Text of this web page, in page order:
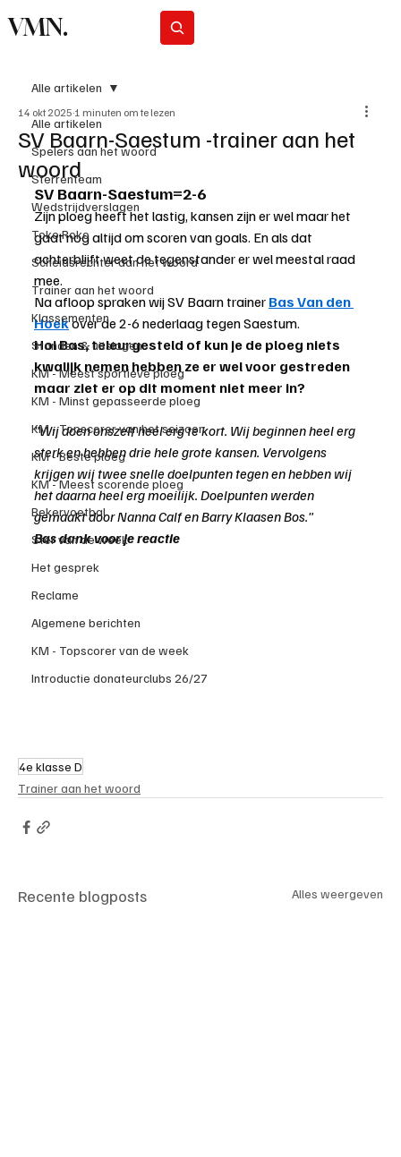
VMN.
Alle artikelen
Spelers aan het woord
Sterrenteam
Wedstrijdverslagen
Toko Roko
Scheidsrechter aan het woord
Trainer aan het woord
Klassementen
Standen & uitslagen
KM - Meest sportieve ploeg
KM - Minst gepasseerde ploeg
KM - Topscorer van het seizoen
KM - Beste ploeg
KM - Meest scorende ploeg
Bekervoetbal
Ster van de week
Het gesprek
Reclame
Algemene berichten
KM - Topscorer van de week
Introductie donateurclubs 26/27
Alle artikelen
SV Baarn-Saestum -trainer aan het
woord
14 okt 2025 1 minuten om te lezen
SV Baarn-Saestum=2-6
Zijn ploeg heeft het lastig, kansen zijn er wel maar het
gaat nog altijd om scoren van goals. En als dat
achterblijft weet de tegenstander er wel meestal raad
mee.
Na afloop spraken wij SV Baarn trainer Bas Van den
Hoek over de 2-6 nederlaag tegen Saestum.
Hoi Bas, teleurgesteld of kun je de ploeg niets
kwalijk nemen hebben ze er wel voor gestreden
maar ziet er op dit moment niet meer in?
"Wij doen onszelf heel erg te kort. Wij beginnen heel erg
sterk en hebben drie hele grote kansen. Vervolgens
krijgen wij twee snelle doelpunten tegen en hebben wij
het daarna heel erg moeilijk. Doelpunten werden
gemaakt door Nanna Calf en Barry Klaasen Bos."
Bas dank voor je reactie
4e klasse D
Trainer aan het woord
Recente blogposts Alles weergeven